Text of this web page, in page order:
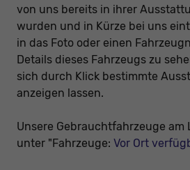
von uns bereits in ihrer
wurden und in Kürze bei uns
in das Foto oder einen
Details dieses Fahrzeugs zu
sich durch Klick bestimmte
anzeigen lassen.
Unsere Gebrauchtfahrzeuge am
unter "Fahrzeuge: Vor Ort